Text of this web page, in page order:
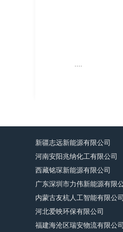
新疆志远新能源有限公司
河南安阳兆纳化工有限公司
西藏铭琛新能源有限公司
广东深圳市力伟新能源有限
内蒙古友杭人工智能有限公司
河北爱映环保有限公司
福建海沧区瑞安物流有限公司